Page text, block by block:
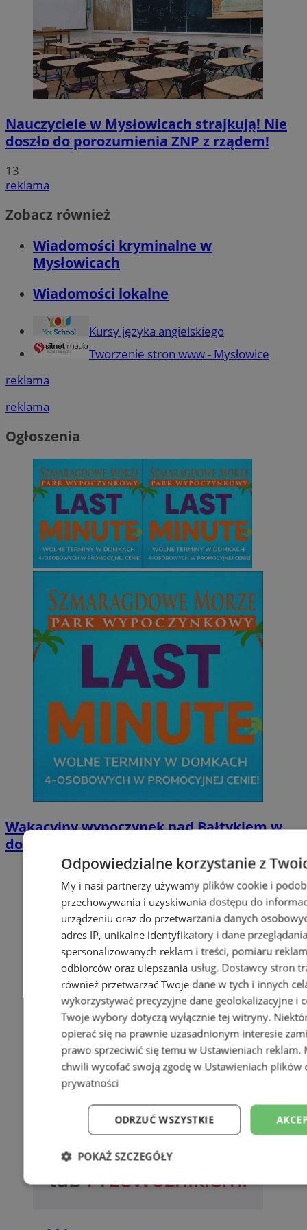
Nauczyciele w Mysłowicach strajkują! Nie
doszło do porozumienia ZNP z rządem!
13
reklama
Zobacz również
Wiadomości kryminalne w
Mysłowicach
Wiadomości lokalne
Kursy języka angielskiego
Tworzenie stron www - Mysłowice
reklama
reklama
Ogłoszenia
Wakacyjny wypoczynek nad Bałtykiem w
domkach Szmaragdowe Morze
Odpowiedzialne korzystanie z
My i nasi partnerzy używamy plików cookie i
przechowywania i uzyskiwania dostępu do
urządzeniu oraz do przetwarzania danych
adres IP, unikalne identyfikatory i dane
spersonalizowanych reklam i treści, pomiaru
odbiorców oraz ulepszania usług. Dostawcy stron
również przetwarzać Twoje dane w tych i innych
wykorzystywać precyzyjne dane geolokalizacyjne i
Twoje wybory dotyczą wyłącznie tej witryny.
opierać się na prawnie uzasadnionym interesie
prawo sprzeciwić się temu w Ustawieniach reklam.
chwili wycofać swoją zgodę w Ustawieniach plików
prywatności
ODRZUĆ WSZYSTKIE
POKAŻ SZCZEGÓŁY
Niezbędne Wydajność